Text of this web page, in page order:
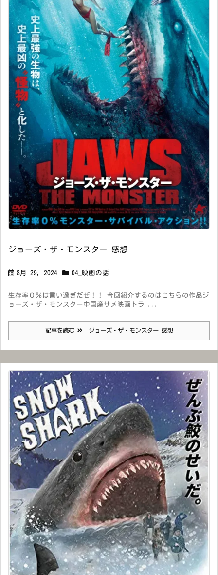
ジョーズ・ザ・モンスター 感想
8月 29, 2024 04_映画の話
生存率０％は言い過ぎだぜ！！ 今回紹介するのはこちらの作品ジ
ョーズ・ザ・モンスター中国産サメ映画トラ ...
記事を読む ジョーズ・ザ・モンスター 感想